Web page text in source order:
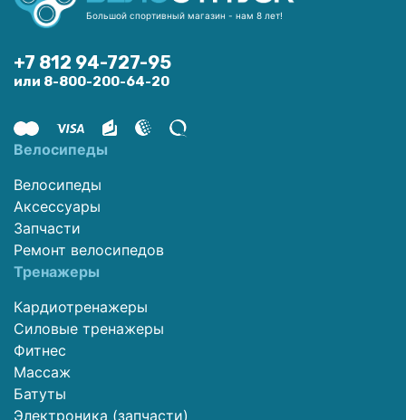
Большой спортивный магазин - нам 8 лет!
+7 812 94-727-95
или 8-800-200-64-20
Велосипеды
Велосипеды
Аксессуары
Запчасти
Ремонт велосипедов
Тренажеры
Кардиотренажеры
Силовые тренажеры
Фитнес
Массаж
Батуты
Электроника (запчасти)